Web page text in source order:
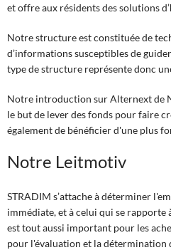
et offre aux résidents des solutions
Notre structure est constituée de
d’informations susceptibles de
type de structure représente donc
Notre introduction sur Alternext de
le but de lever des fonds pour faire
également de bénéficier d'une plus
Notre Leitmotiv
STRADIM s’attache à déterminer
immédiate, et à celui qui se
est tout aussi important pour les
pour l'évaluation et la détermination